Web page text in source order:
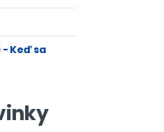
- Keď sa